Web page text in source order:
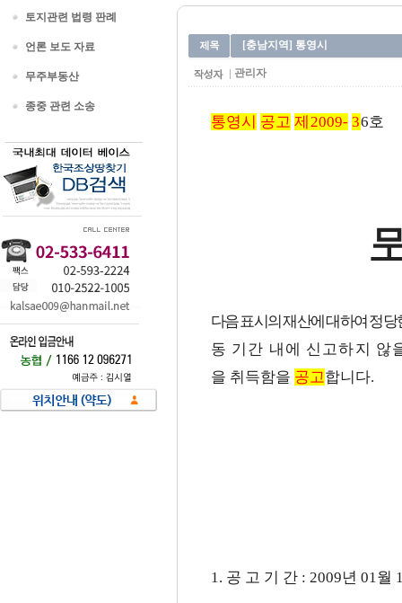
토지관련 법령 판례
언론 보도 자료
무주부동산
종중 관련 소송
[충남지역] 통영시
관리자
통영시 공고 제2009- 36호
다음 표시의 재산에 대하여 정
동 기간 내에 신고하지 않
을 취득함을 공고합니다.
1. 공 고 기 간 : 2009년 01월